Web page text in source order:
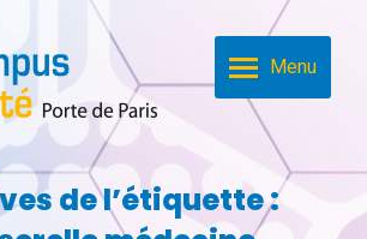
Menu
de l’étiquette :